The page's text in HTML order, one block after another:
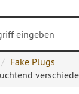
Fake Plugs